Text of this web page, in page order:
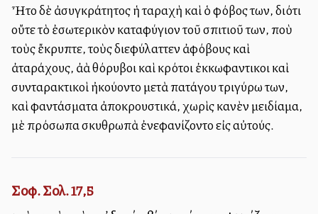
Ἦτο δὲ ἀσυγκράτητος ἡ ταραχὴ καὶ ὁ φόβος των, διότι
οὔτε τὸ ἐσωτερικὸν καταφύγιον τοῦ σπιτιοῦ των, ποὺ
τοὺς ἔκρυπτε, τοὺς διεφύλαττεν ἀφόβους καὶ
ἀταράχους, ἀλλὰ θόρυβοι καὶ κρότοι ἐκκωφαντικοι καὶ
συνταρακτικοὶ ἠκούοντο μετὰ πατάγου τριγύρω των,
καὶ φαντάσματα ἀποκρουστικά, χωρὶς κανὲν μειδίαμα,
μὲ πρόσωπα σκυθρωπὰ ἐνεφανίζοντο εἰς αὐτούς.
Σοφ. Σολ. 17,5